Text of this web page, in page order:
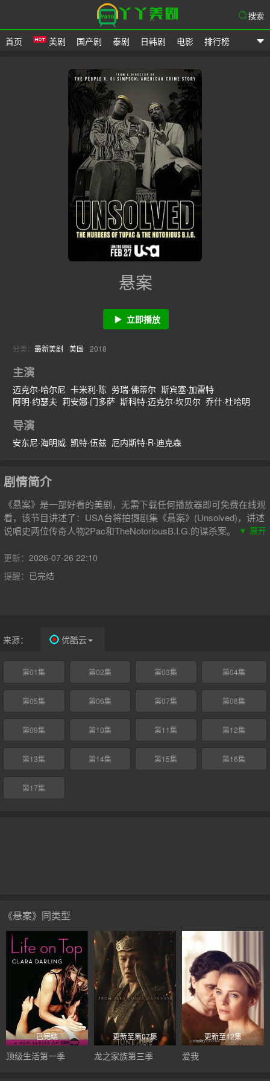
首页 美剧 国产剧 泰剧 日韩剧 电影 排行榜
搜索
悬案
立即播放
分类： 最新美剧 美国 2018
主演
迈克尔·哈尔尼 卡米利·陈 劳瑞·佛蒂尔 斯宾塞·加雷特
阿明·约瑟夫 莉安娜·门多萨 斯科特·迈克尔·坎贝尔 乔什·杜哈明
吉米·辛普森
导演
安东尼·海明威 凯特·伍兹 厄内斯特·R·迪克森
剧情简介
《悬案》是一部好看的美剧，无需下载任何播放器即可免费在线观
看，该节目讲述了：USA台将拍摄剧集《悬案》(Unsolved)，讲述
说唱史两位传奇人物2Pac和TheNotoriousB.I.G.的谋杀案。近日饰
MarccRose和新人WavyyJonez。2Pac和TheNotoriousB.I.G.是90
年代美国斗得不可开交的东西岸说唱界的代表人物，先后在1996
和97年被枪杀，至今都仍是悬案。该剧就将讲述这前后的事了，由
书，吉米·辛普森饰另一名警探RussellPoole。
▼ 展开
更新： 2026-07-26 22:10
提醒： 已完结
来源： 优酷云
第01集 第02集 第03集 第04集
第05集 第06集 第07集 第08集
第09集 第10集 第11集 第12集
第13集 第14集 第15集 第16集
第17集
《悬案》同类型
已完结
顶级生活第一季
更新至第07集
龙之家族第三季
更新至12集
爱我